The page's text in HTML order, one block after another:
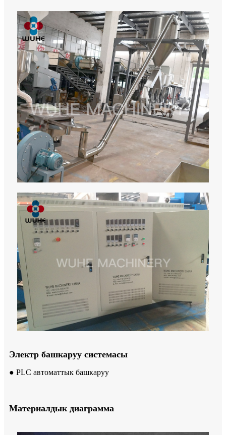
Электр башкаруу системасы
● PLC автоматтык башкаруу
Материалдык диаграмма